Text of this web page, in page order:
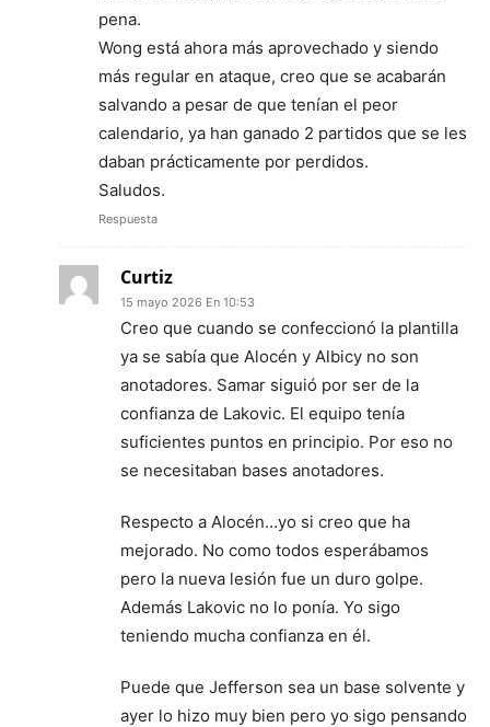
pena.
Wong está ahora más aprovechado y siendo
más regular en ataque, creo que se acabarán
salvando a pesar de que tenían el peor
calendario, ya han ganado 2 partidos que se les
daban prácticamente por perdidos.
Saludos.
Respuesta
Curtiz
15 mayo 2026 En 10:53
Creo que cuando se confeccionó la plantilla
ya se sabía que Alocén y Albicy no son
anotadores. Samar siguió por ser de la
confianza de Lakovic. El equipo tenía
suficientes puntos en principio. Por eso no
se necesitaban bases anotadores.
Respecto a Alocén…yo si creo que ha
mejorado. No como todos esperábamos
pero la nueva lesión fue un duro golpe.
Además Lakovic no lo ponía. Yo sigo
teniendo mucha confianza en él.
Puede que Jefferson sea un base solvente y
ayer lo hizo muy bien pero yo sigo pensando